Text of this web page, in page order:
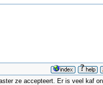
ze accepteert. Er is veel kaf